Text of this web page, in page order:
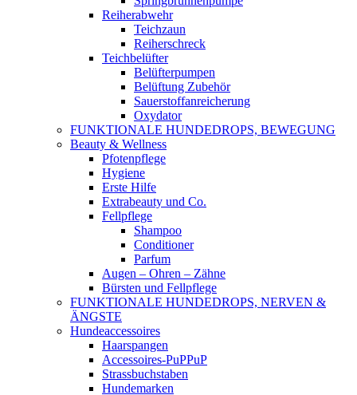
Reiherabwehr
Teichzaun
Reiherschreck
Teichbelüfter
Belüfterpumpen
Belüftung Zubehör
Sauerstoffanreicherung
Oxydator
FUNKTIONALE HUNDEDROPS, BEWEGUNG
Beauty & Wellness
Pfotenpflege
Hygiene
Erste Hilfe
Extrabeauty und Co.
Fellpflege
Shampoo
Conditioner
Parfum
Augen – Ohren – Zähne
Bürsten und Fellpflege
FUNKTIONALE HUNDEDROPS, NERVEN &
ÄNGSTE
Hundeaccessoires
Haarspangen
Accessoires-PuPPuP
Strassbuchstaben
Hundemarken